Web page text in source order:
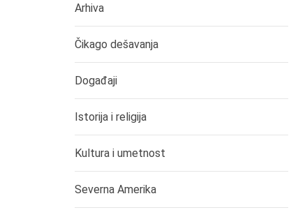
Arhiva
Čikago dešavanja
Događaji
Istorija i religija
Kultura i umetnost
Severna Amerika